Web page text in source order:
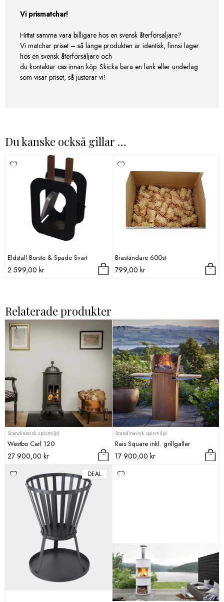
Vi prismatchar!
Hittat samma vara billigare hos en svensk återförsäljare?
Vi matchar priset – så länge produkten är identisk, finnsi lager
hos en svensk återförsäljare och
du kontaktar oss innan köp. Skicka bara en länk eller underlag
som visar priset, så justerar vi!
Du kanske också gillar …
Eldställ Borste & Spade Svart
2 599,00 kr
Braständare 600st
799,00 kr
Relaterade produkter
Scandinavisk spismiljö
Westbo Carl 120
27 900,00 kr
Scandinavisk spismiljö
Rais Square inkl. grillgaller
17 900,00 kr
DEAL